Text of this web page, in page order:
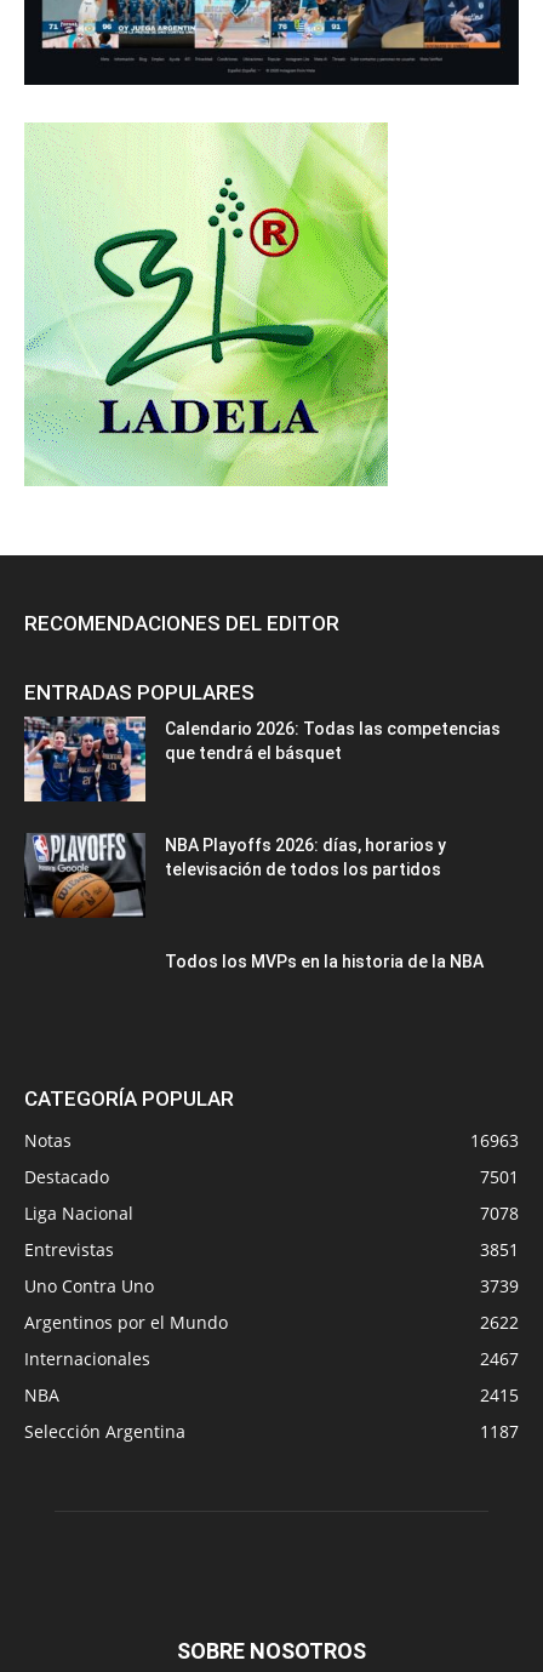
RECOMENDACIONES DEL EDITOR
ENTRADAS POPULARES
Calendario 2026: Todas las competencias
que tendrá el básquet
NBA Playoffs 2026: días, horarios y
televisación de todos los partidos
Todos los MVPs en la historia de la NBA
CATEGORÍA POPULAR
Notas
16963
Destacado
7501
Liga Nacional
7078
Entrevistas
3851
Uno Contra Uno
3739
Argentinos por el Mundo
2622
Internacionales
2467
NBA
2415
Selección Argentina
1187
SOBRE NOSOTROS